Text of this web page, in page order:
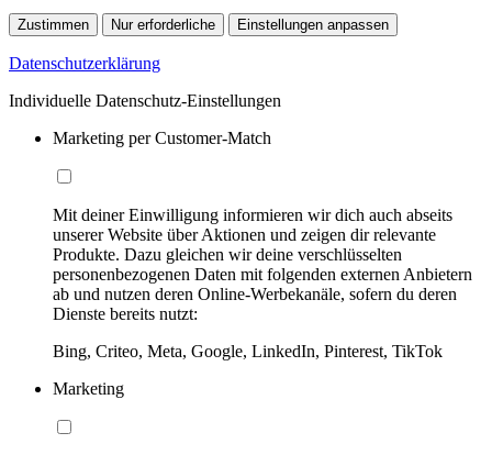
Zustimmen Nur erforderliche Einstellungen anpassen
Datenschutzerklärung
Individuelle Datenschutz-Einstellungen
Marketing per Customer-Match
Mit deiner Einwilligung informieren wir dich auch abseits
unserer Website über Aktionen und zeigen dir relevante
Produkte. Dazu gleichen wir deine verschlüsselten
personenbezogenen Daten mit folgenden externen Anbietern
ab und nutzen deren Online-Werbekanäle, sofern du deren
Dienste bereits nutzt:
Bing, Criteo, Meta, Google, LinkedIn, Pinterest, TikTok
Marketing